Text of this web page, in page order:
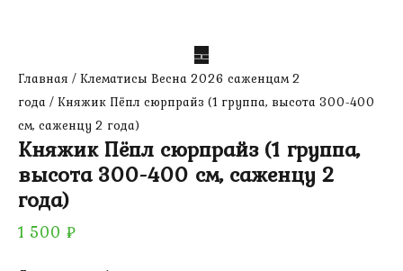
Главная / Клематисы Весна 2026 саженцам 2
года / Княжик Пёпл сюрпрайз (1 группа, высота 300-400
см, саженцу 2 года)
Княжик Пёпл сюрпрайз (1 группа,
высота 300-400 см, саженцу 2
года)
1 500 ₽